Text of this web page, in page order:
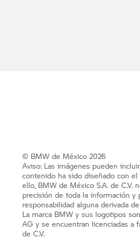
© BMW de México 2026
Aviso: Las imágenes pueden
contenido ha sido diseñado con
ello, BMW de México S.A. de C.V.
precisión de toda la información y
responsabilidad alguna derivada
La marca BMW y sus logotipos
AG y se encuentran licenciadas a
de C.V.